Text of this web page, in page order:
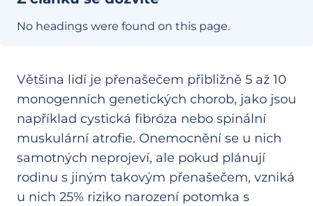
No headings were found on this page.
Většina lidí je přenašečem přibližně 5 až 10
monogenních genetických chorob, jako jsou
například cystická fibróza nebo spinální
muskulární atrofie. Onemocnění se u nich
samotných neprojeví, ale pokud plánují
rodinu s jiným takovým přenašečem, vzniká
u nich 25% riziko narození potomka s